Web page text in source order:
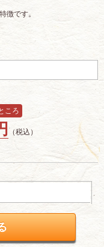
徴です。
ころ
（税込）